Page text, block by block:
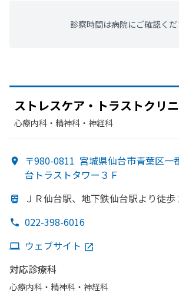
診察時間は病院にご確認くだ
ストレスケア・トラストクリ
心療内科・​精神科・神経科
〒980-0811 宮城県仙台市青葉区一
台トラストタワー３Ｆ
ＪＲ仙台駅、 地下鉄仙台駅より徒歩
022-398-6016
ウェブサイト
対応診療科
心療内科・​精神科・神経科